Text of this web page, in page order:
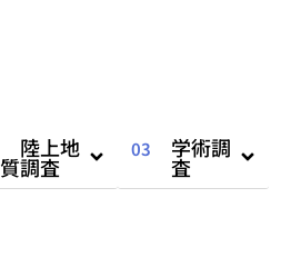
陸上地
質調査
03 学術調
査